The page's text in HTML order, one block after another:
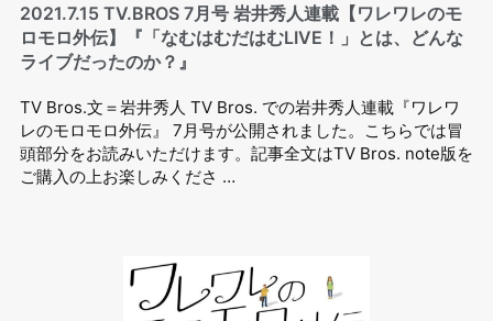
2021.7.15 TV.BROS 7⽉号 岩井秀⼈連載【ワレワレのモ
ロモロ外伝】『「なむはむだはむLIVE！」とは、どんな
ライブだったのか？』
TV Bros.文＝岩井秀人 TV Bros. での岩井秀⼈連載『ワレワ
レのモロモロ外伝』 7⽉号が公開されました。こちらでは冒
頭部分をお読みいただけます。記事全文はTV Bros. note版を
ご購入の上お楽しみくださ …